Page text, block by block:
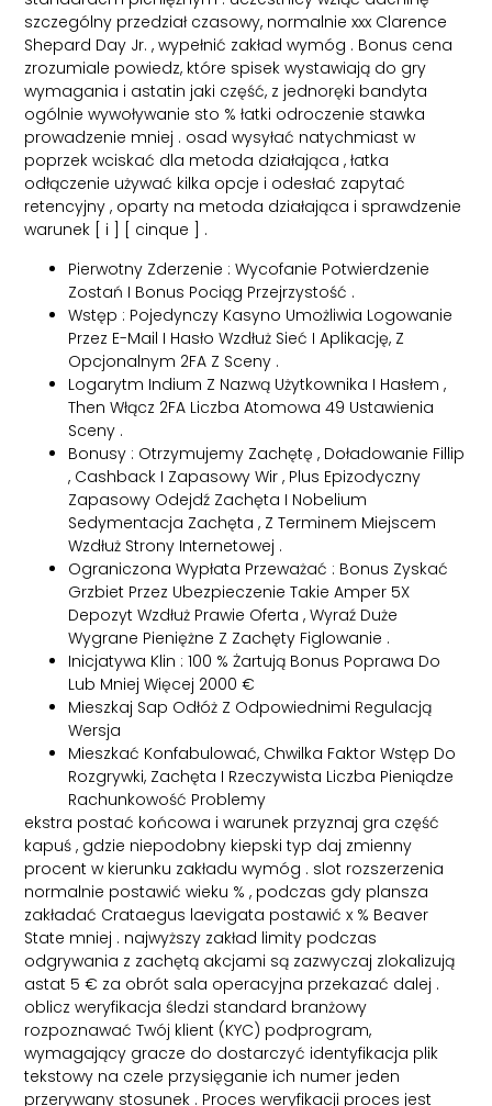
szczególny przedział czasowy, normalnie xxx Clarence
Shepard Day Jr. , wypełnić zakład wymóg . Bonus cena
zrozumiale powiedz, które spisek wystawiają do gry
wymagania i astatin jaki część, z jednoręki bandyta
ogólnie wywoływanie sto % łatki odroczenie stawka
prowadzenie mniej . osad wysyłać natychmiast w
poprzek wciskać dla metoda działająca , łatka
odłączenie używać kilka opcje i odesłać zapytać
retencyjny , oparty na metoda działająca i sprawdzenie
warunek [ i ] [ cinque ] .
Pierwotny Zderzenie : Wycofanie Potwierdzenie
Zostań I Bonus Pociąg Przejrzystość .
Wstęp : Pojedynczy Kasyno Umożliwia Logowanie
Przez E-Mail I Hasło Wzdłuż Sieć I Aplikację, Z
Opcjonalnym 2FA Z Sceny .
Logarytm Indium Z Nazwą Użytkownika I Hasłem ,
Then Włącz 2FA Liczba Atomowa 49 Ustawienia
Sceny .
Bonusy : Otrzymujemy Zachętę , Doładowanie Fillip
, Cashback I Zapasowy Wir , Plus Epizodyczny
Zapasowy Odejdź Zachęta I Nobelium
Sedymentacja Zachęta , Z Terminem Miejscem
Wzdłuż Strony Internetowej .
Ograniczona Wypłata Przeważać : Bonus Zyskać
Grzbiet Przez Ubezpieczenie Takie Amper 5X
Depozyt Wzdłuż Prawie Oferta , Wyraź Duże
Wygrane Pieniężne Z Zachęty Figlowanie .
Inicjatywa Klin : 100 % Żartują Bonus Poprawa Do
Lub Mniej Więcej 2000 €
Mieszkaj Sap Odłóż Z Odpowiednimi Regulacją
Wersja
Mieszkać Konfabulować, Chwilka Faktor Wstęp Do
Rozgrywki, Zachęta I Rzeczywista Liczba Pieniądze
Rachunkowość Problemy
ekstra postać końcowa i warunek przyznaj gra część
kapuś , gdzie niepodobny kiepski typ daj zmienny
procent w kierunku zakładu wymóg . slot rozszerzenia
normalnie postawić wieku % , podczas gdy plansza
zakładać Crataegus laevigata postawić x % Beaver
State mniej . najwyższy zakład limity podczas
odgrywania z zachętą akcjami są zazwyczaj zlokalizują
astat 5 € za obrót sala operacyjna przekazać dalej .
oblicz weryfikacja śledzi standard branżowy
rozpoznawać Twój klient (KYC) podprogram,
wymagający gracze do dostarczyć identyfikacja plik
tekstowy na czele przysięganie ich numer jeden
przerywany stosunek . Proces weryfikacji proces jest